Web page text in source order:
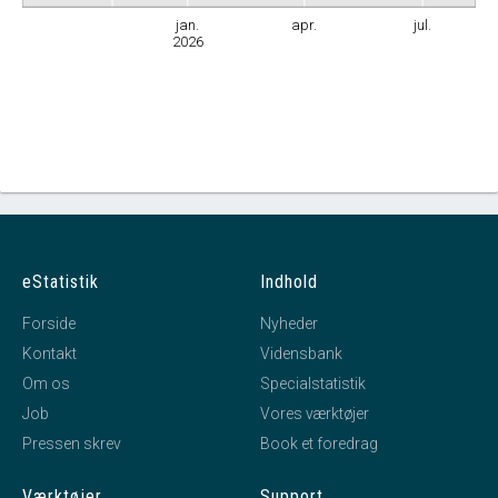
jan.
2026
apr. jul.
eStatistik
Forside
Kontakt
Om os
Job
Pressen skrev
Indhold
Nyheder
Vidensbank
Specialstatistik
Vores værktøjer
Book et foredrag